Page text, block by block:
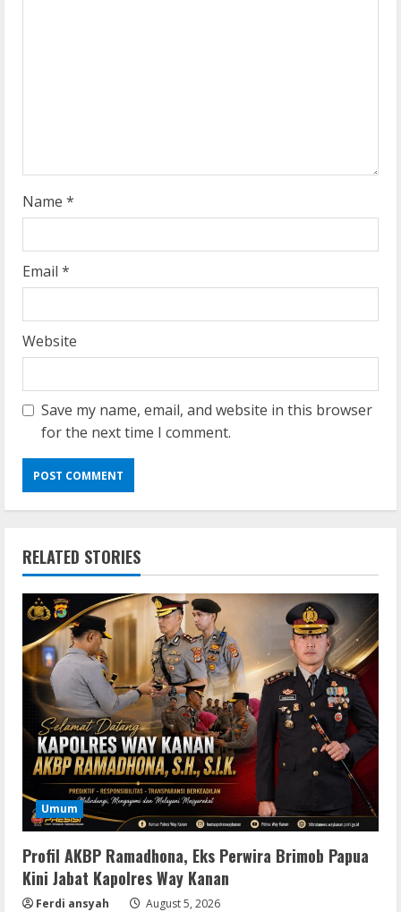
n
g
Name *
Email *
Website
Save my name, email, and website in this browser
for the next time I comment.
RELATED STORIES
Umum
Profil AKBP Ramadhona, Eks Perwira Brimob Papua
Kini Jabat Kapolres Way Kanan
Ferdi ansyah August 5, 2026